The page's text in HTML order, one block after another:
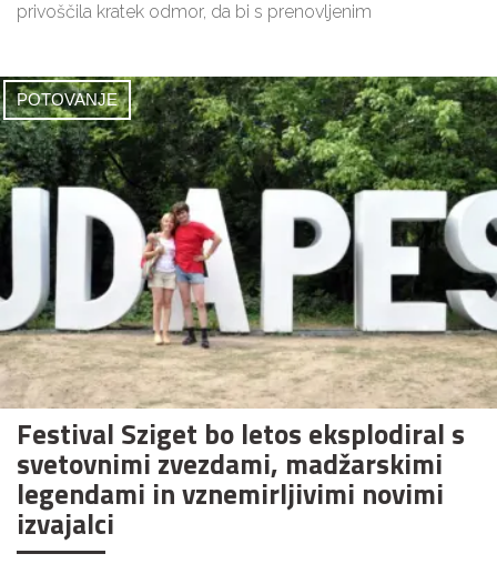
privoščila kratek odmor, da bi s prenovljenim
POTOVANJE
Festival Sziget bo letos eksplodiral s
svetovnimi zvezdami, madžarskimi
legendami in vznemirljivimi novimi
izvajalci